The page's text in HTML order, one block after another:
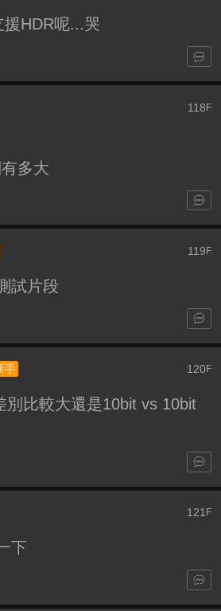
HDR呢...哭
118 F
多大
119 F
試片段
120F
手
別比較大還是10bit vs 10bit
121 F
下